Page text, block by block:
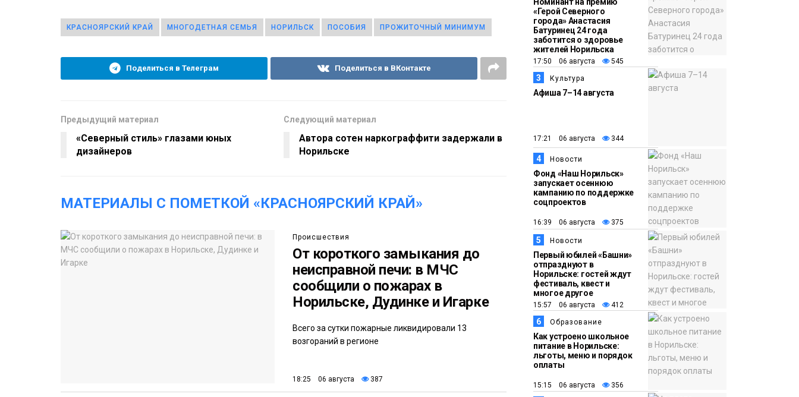
КРАСНОЯРСКИЙ КРАЙ МНОГОДЕТНАЯ СЕМЬЯ НОРИЛЬСК ПОСОБИЯ ПРОЖИТОЧНЫЙ МИНИМУМ
Поделиться в Телеграм Поделиться в ВКонтакте
Предыдущий материал
«Северный стиль» глазами юных
дизайнеров
Следующий материал
Автора сотен наркограффити задержали в
Норильске
МАТЕРИАЛЫ С ПОМЕТКОЙ «КРАСНОЯРСКИЙ КРАЙ»
Происшествия
От короткого замыкания до
неисправной печи: в МЧС
сообщили о пожарах в
Норильске, Дудинке и Игарке
Всего за сутки пожарные ликвидировали 13
возгораний в регионе
18:25 06 августа 387
Новости
заасфальтировал 47
тысяч «квадратов»
грузовых площадок
13:10
В Норильске лыжную
базу «Оль-Гуль»
12:25
Медиакомпании
Барнаул обошёл
Красноярск в
списке городов,
откуда приехали
норильчане
«Герой Северного
города» Анастасия
Батуринец 24 года
заботится о здоровье
жителей Норильска
17:50 06 августа 545
3 Культура
Афиша 7–14 августа
17:21 06 августа 344
4 Новости
Фонд «Наш Норильск»
запускает осеннюю
кампанию по поддержке
соцпроектов
16:39 06 августа 375
5 Новости
Первый юбилей «Башни»
отпразднуют в
Норильске: гостей ждут
фестиваль, квест и
многое другое
15:57 06 августа 412
6 Образование
Как устроено школьное
питание в Норильске:
льготы, меню и порядок
оплаты
15:15 06 августа 356